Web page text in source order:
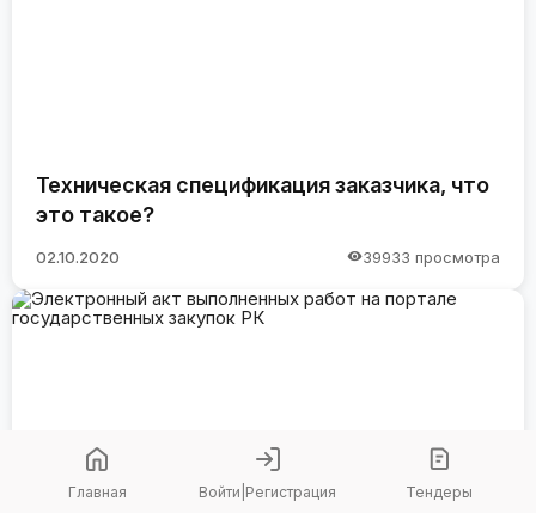
Главная Войти Регистрация Тендеры
Техническая спецификация заказчика, что
это такое?
02.10.2020 39933 просмотра